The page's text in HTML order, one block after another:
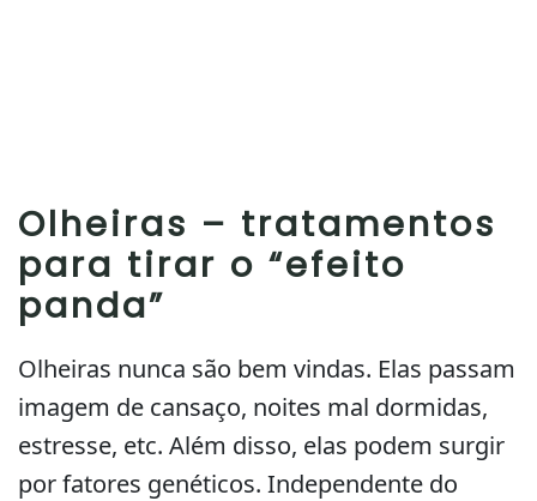
Olheiras – tratamentos
para tirar o “efeito
panda”
Olheiras nunca são bem vindas. Elas passam
imagem de cansaço, noites mal dormidas,
estresse, etc. Além disso, elas podem surgir
por fatores genéticos. Independente do